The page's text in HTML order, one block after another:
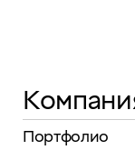
Портфолио